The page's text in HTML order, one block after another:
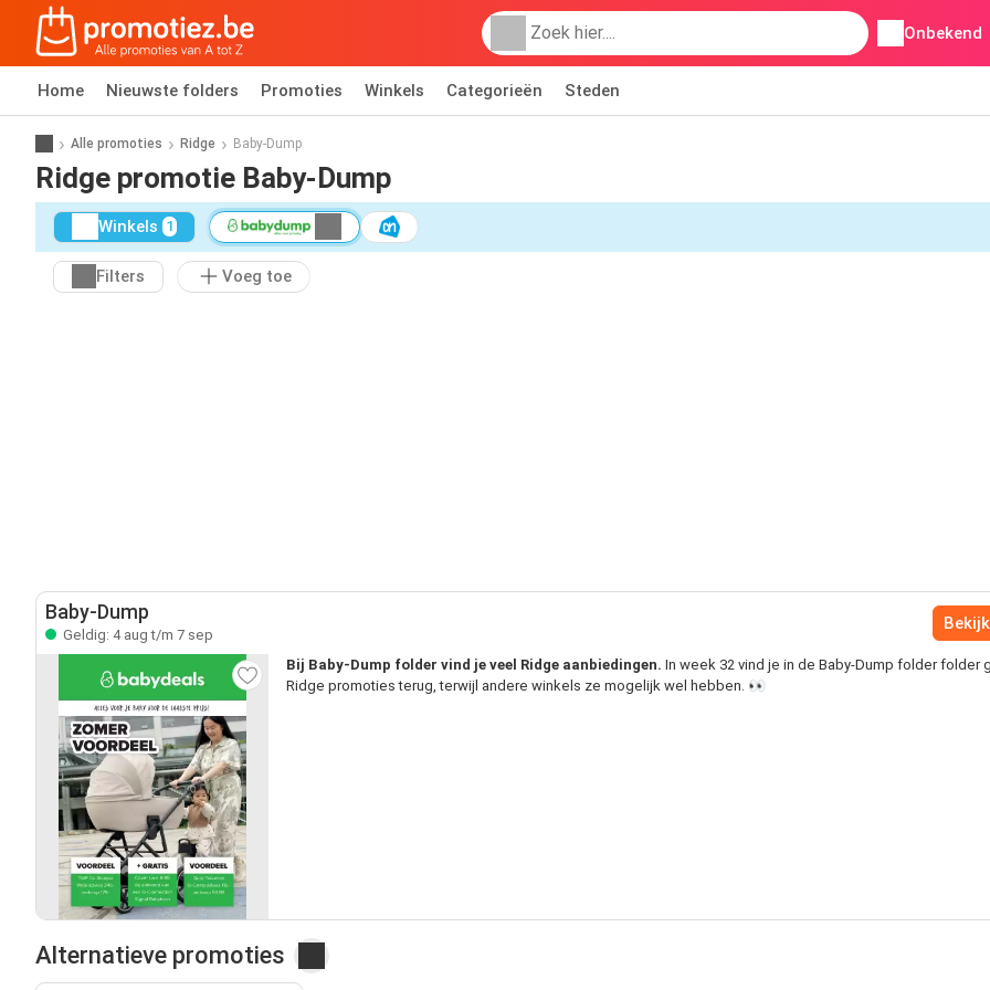
Onbekend
Home Nieuwste folders Promoties Winkels Categorieën Steden
Alle promoties Ridge Baby-Dump
Ridge promotie Baby-Dump
Winkels 1
Filters Voeg toe
Baby-Dump
Geldig: 4 aug t/m 7 sep
Bij Baby-Dump folder vind je veel Ridge aanbiedingen. In week 32 vind je in de Baby-Dump folder folder
Ridge promoties terug, terwijl andere winkels ze mogelijk wel hebben. 👀
Alternatieve promoties